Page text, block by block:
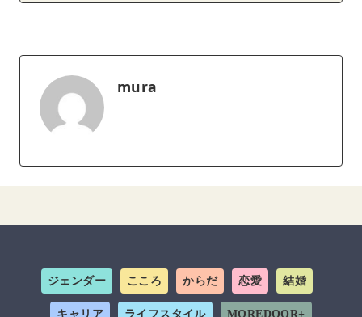
mura
ジェンダー こころ からだ 恋愛 結婚
キャリア ライフスタイル MOREDOOR+